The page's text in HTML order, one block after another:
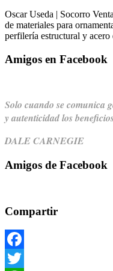
Oscar Useda | Socorro
de materiales para
perfilería estructural y
Amigos en Facebook
Solo cuando se comunica
y autenticidad los
DALE CARNEGIE
Amigos de Facebook
Compartir
Facebook